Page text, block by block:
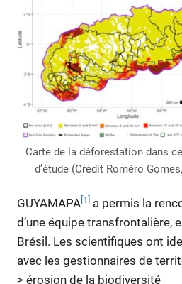
Carte de la déforestation dans
d’étude (Crédit Roméro
GUYAMAPA [1]
a permis la
d’une équipe transfrontalière,
Brésil. Les scientifiques ont
avec les gestionnaires de
> érosion de la biodiversité